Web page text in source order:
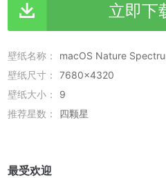
立即下
壁纸名称：
macOS Nature
壁纸尺寸：
7680x4320
壁纸大小：
9
推荐星数：
四颗星
最受欢迎